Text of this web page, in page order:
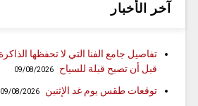
آخر الأخبار
قبل أن تصبح قبلة للسياح
09/08/2026
توقعات طقس يوم غد الإثنين 09/08/2026